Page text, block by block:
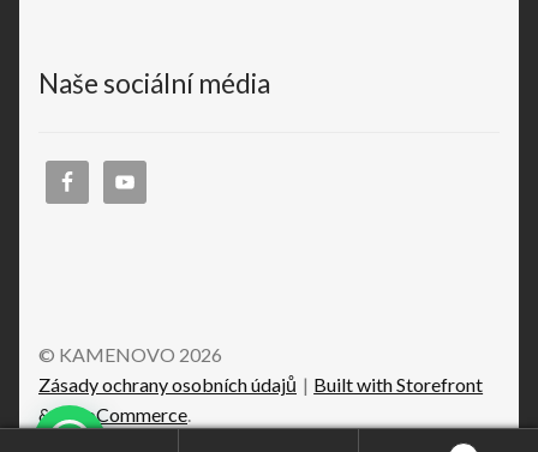
Naše sociální média
© KAMENOVO 2026
Zásady ochrany osobních údajů
Built with Storefront
& WooCommerce.